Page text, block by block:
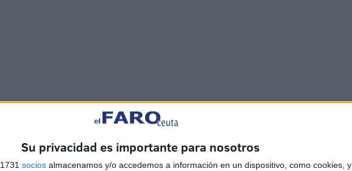
Su privacidad es importante para nosotros
socios almacenamos y/o accedemos a información en un dispositivo, como cookies, y
en un espacio público, sino que ocurrieron
sanitario, lo que a su juicio incrementa el impacto